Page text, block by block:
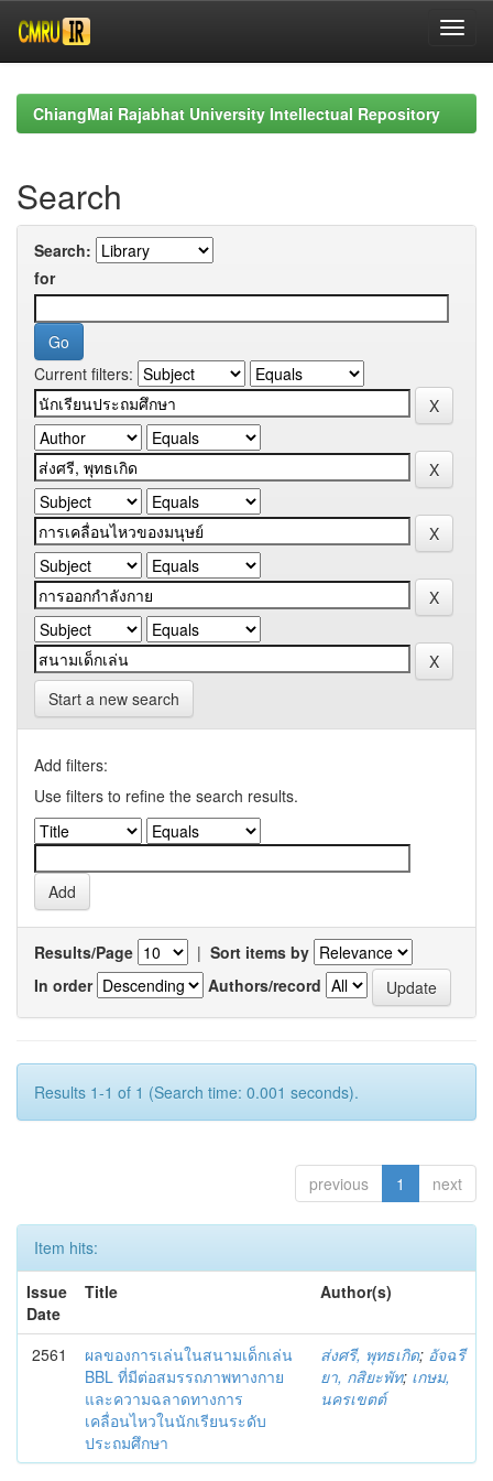
navigationChiangMai Rajabhat University Intellectual Repository
Search
Search:
for
Current filters:
Start a new search
Add filters:
Use filters to refine the search results.
Results/Page | Sort items by
In order
Authors/record
Results 1-1 of 1 (Search time: 0.001 seconds).
previous 1 next
Item hits:
Issue
Date
Title Author(s)
2561
ผลของการเล่นในสนามเด็กเล่น
BBL ที่มีต่อสมรรถภาพทางกาย
และความฉลาดทางการ
เคลื่อนไหวในนักเรียนระดับ
ประถมศึกษา
ส่งศรี, พุทธเกิด; อัจฉรี
ยา, กสิยะพัท; เกษม,
นครเขตต์